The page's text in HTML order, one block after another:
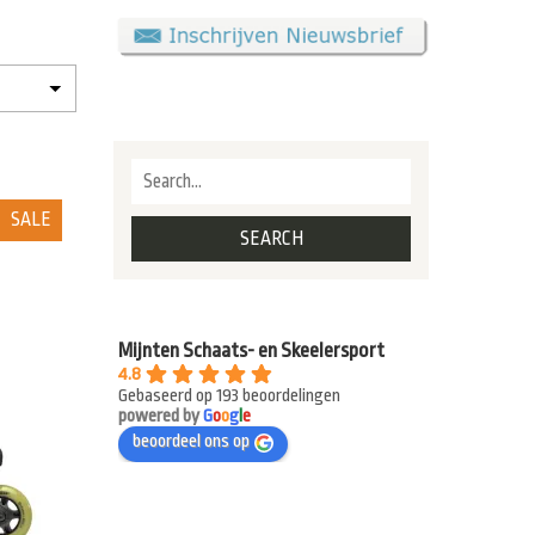
SALE
Mijnten Schaats- en Skeelersport
4.8
Gebaseerd op 193 beoordelingen
powered byGoogle
beoordeel ons op